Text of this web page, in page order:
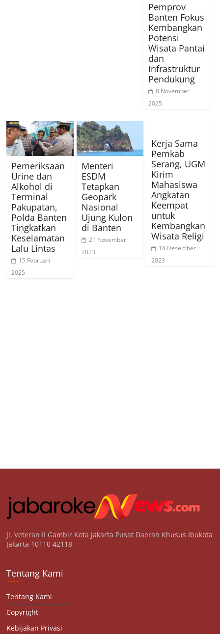
Pemprov
Banten Fokus
Kembangkan
Potensi
Wisata Pantai
dan
Infrastruktur
Pendukung
8 November
2025
Pemeriksaan
Urine dan
Alkohol di
Terminal
Pakupatan,
Polda Banten
Tingkatkan
Keselamatan
Lalu Lintas
15 Februari
2025
Menteri
ESDM
Tetapkan
Geopark
Nasional
Ujung Kulon
di Banten
21 November
2023
Kerja Sama
Pemkab
Serang, UGM
Kirim
Mahasiswa
Angkatan
Keempat
untuk
Kembangkan
Wisata Religi
18 Desember
2023
Jl. Veteran II Gambir Kota Jakarta Pusat Daerah Khusus Ibukota
Jakarta 10110 42118
Tentang Kami
Tentang Kami
Copyright
Kebijakan Privasi